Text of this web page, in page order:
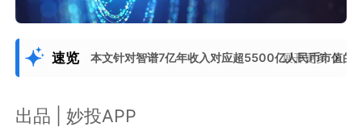
速览 本文针对智谱7亿年收入对应超5500亿人民币市值的
展开更多
出品 | 妙投APP